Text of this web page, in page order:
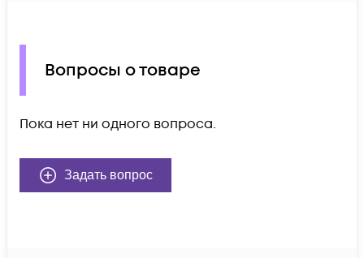
Вопросы о товаре
Пока нет ни одного вопроса.
Задать вопрос